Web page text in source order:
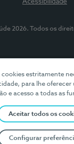
cookies estritamente
para lhe oferecer
e acesso a todas as
Aceitar todos os
Configurar
Acessibilidade
2026. Todos os